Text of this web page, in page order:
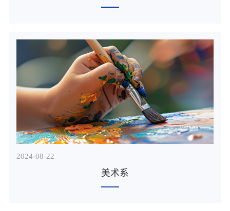
美术系
22
2024-08